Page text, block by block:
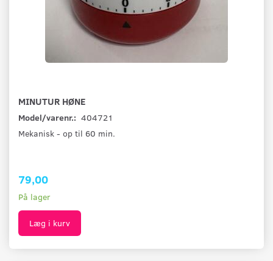
MINUTUR HØNE
Model/varenr.: 404721
Mekanisk - op til 60 min.
79,00
På lager
Læg i kurv